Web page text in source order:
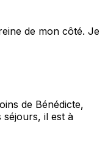
de mon côté. Je
de Bénédicte,
séjours, il est à